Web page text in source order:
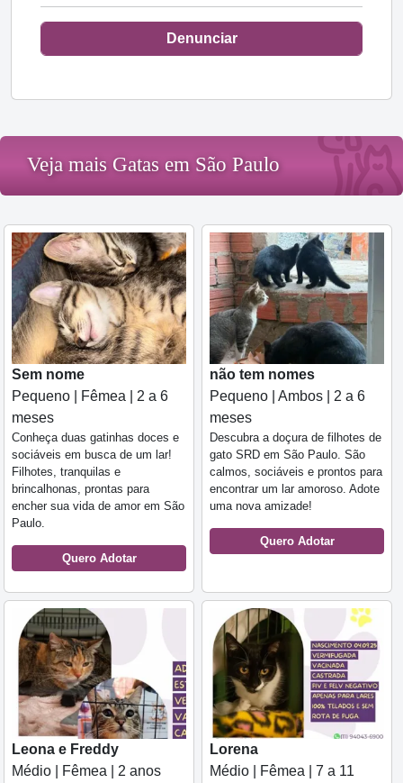
Denunciar
Veja mais Gatas em São Paulo
Sem nome
Pequeno | Fêmea | 2 a 6
meses
Conheça duas gatinhas doces e
sociáveis em busca de um lar!
Filhotes, tranquilas e
brincalhonas, prontas para
encher sua vida de amor em São
Paulo.
Quero Adotar
não tem nomes
Pequeno | Ambos | 2 a 6
meses
Descubra a doçura de filhotes de
gato SRD em São Paulo. São
calmos, sociáveis e prontos para
encontrar um lar amoroso. Adote
uma nova amizade!
Quero Adotar
Leona e Freddy
Médio | Fêmea | 2 anos
Lorena
Médio | Fêmea | 7 a 11